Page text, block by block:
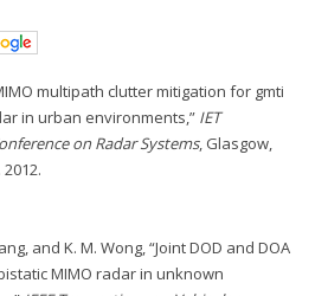
multipath clutter mitigation for gmti
in urban environments,” IET
on Radar Systems, Glasgow,
2012.
and K. M. Wong, “Joint DOD and DOA
MIMO radar in unknown